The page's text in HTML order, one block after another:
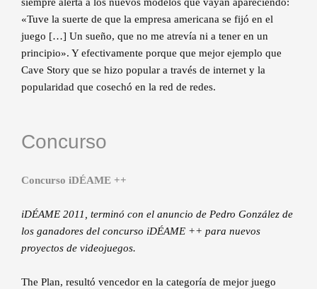
siempre alerta a los nuevos modelos que vayan apareciendo:
«Tuve la suerte de que la empresa americana se fijó en el
juego […] Un sueño, que no me atrevía ni a tener en un
principio». Y efectivamente porque que mejor ejemplo que
Cave Story que se hizo popular a través de internet y la
popularidad que cosechó en la red de redes.
Concurso
Concurso iDÉAME ++
iDÉAME 2011, terminó con el anuncio de Pedro González de
los ganadores del concurso iDÉAME ++ para nuevos
proyectos de videojuegos.
The Plan, resultó vencedor en la categoría de mejor juego